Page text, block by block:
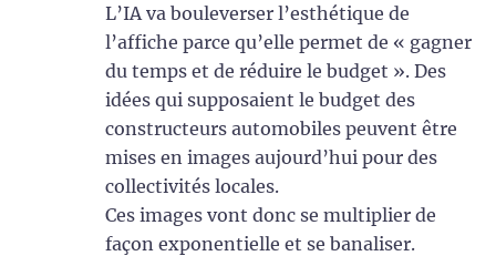
L’IA va bouleverser l’esthétique de
l’affiche parce qu’elle permet de « gagner
du temps et de réduire le budget ». Des
idées qui supposaient le budget des
constructeurs automobiles peuvent être
mises en images aujourd’hui pour des
collectivités locales.
Ces images vont donc se multiplier de
façon exponentielle et se banaliser.